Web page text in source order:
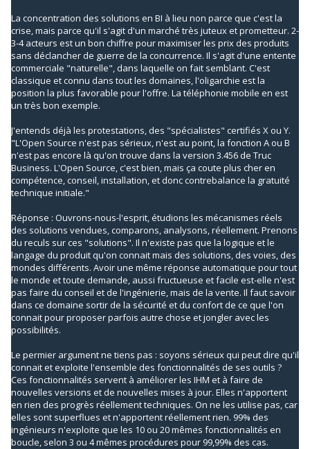
La concentration des solutions en BI à lieu non parce que c'est la
crise, mais parce qu'il s'agit d'un marché très juteux et prometteur. 2-
3-4 acteurs est un bon chiffre pour maximiser les prix des produits
sans déclancher de guerre de la concurrence. Il s'agit d'une entente
commerciale "naturelle", dans laquelle on fait semblant. C'est
classique et connu dans tout les domaines, l'oligarchie est la
position la plus favorable pour l'offre. La téléphonie mobile en est
un très bon exemple.
J'entends déjà les protestations, des "spécialistes" certifiés X ou Y.
"L'Open Source n'est pas sérieux, n'est au point, la fonction A ou B
n'est pas encore là qu'on trouve dans la version 3.456 de Truc
Business. L'Open Source, c'est bien, mais ça coute plus cher en
compétence, conseil, installation, et donc contrebalance la gratuité
technique initiale."
Réponse : Ouvrons-nous-l'esprit, étudions les mécanismes réels
des solutions vendues, comparons, analysons, réellement. Prenons
du reculs sur ces "solutions". Il n'existe pas que la logique et le
langage du produit qu'on connait mais des solutions, des voies, des
mondes différents. Avoir une même réponse automatique pour tout
le monde et toute demande, aussi fructueuse et facile est-elle n'est
pas faire du conseil et de l'ingénierie, mais de la vente. Il faut savoir
dans ce domaine sortir de la sécurité et du confort de ce que l'on
connait pour proposer parfois autre chose et jongler avec les
possibilités.
Le permier argument ne tiens pas : soyons sérieux qui peut dire qu'il
connait et exploite l'ensemble des fonctionnalités de ses outils ?
Ces fonctionnalités servent à améliorer les IHM et à faire de
nouvelles versions et de nouvelles mises à jour. Elles n'apportent
en rien des progrès réellement techniques. On ne les utilise pas, car
elles sont superflues et n'apportent réellement rien. 99% des
ingénieurs n'exploite que les 10 ou 20 mêmes fonctionnalités en
boucle, selon 3 ou 4 mêmes procédures pour 99,99% des cas.